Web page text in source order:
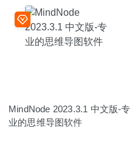
MindNode 2023.3.1 中文版-专
业的思维导图软件